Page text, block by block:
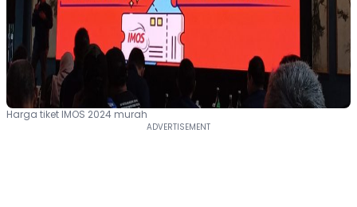
Harga tiket IMOS 2024 murah